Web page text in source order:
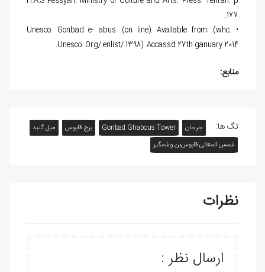
177.
• Unesco. Gonbad e- abus. (on line). Available from: (whc.
Unesco. Org/ enlist/ 1398). Accassd 27th ganuary 2014.
منابع:
تگ ها: جرجان Gonbad Ghabous Tower برج قابوس
ميل گنبد
شمس المعالی قابوس‌بن وشمگیر
نظرات
ارسال نظر :